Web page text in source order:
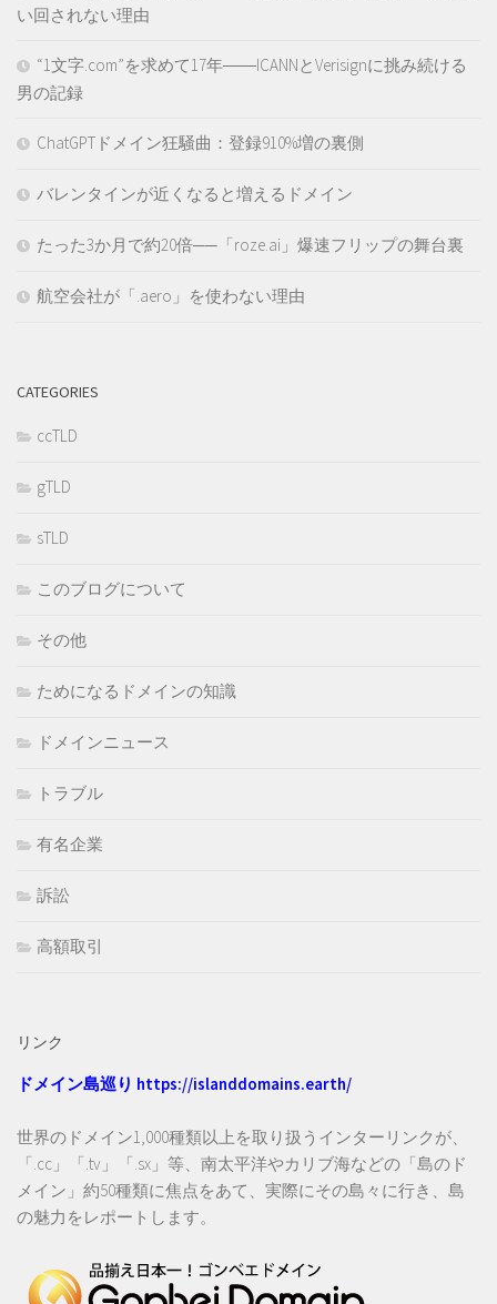
い回されない理由
“1文字.com”を求めて17年――ICANNとVerisignに挑み続ける
男の記録
ChatGPTドメイン狂騒曲：登録910%増の裏側
バレンタインが近くなると増えるドメイン
たった3か月で約20倍──「roze.ai」爆速フリップの舞台裏
航空会社が「.aero」を使わない理由
CATEGORIES
ccTLD
gTLD
sTLD
このブログについて
その他
ためになるドメインの知識
ドメインニュース
トラブル
有名企業
訴訟
高額取引
リンク
ドメイン島巡り https://islanddomains.earth/
世界のドメイン1,000種類以上を取り扱うインターリンクが、
「.cc」「.tv」「.sx」等、南太平洋やカリブ海などの「島のド
メイン」約50種類に焦点をあて、実際にその島々に行き、島
の魅力をレポートします。